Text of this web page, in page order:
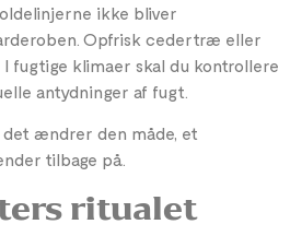
ikke bliver
Opfrisk cedertræ eller
fugtige klimaer skal du kontrollere
antydninger af fugt.
det ændrer den måde, et
tilbage på.
ritualet